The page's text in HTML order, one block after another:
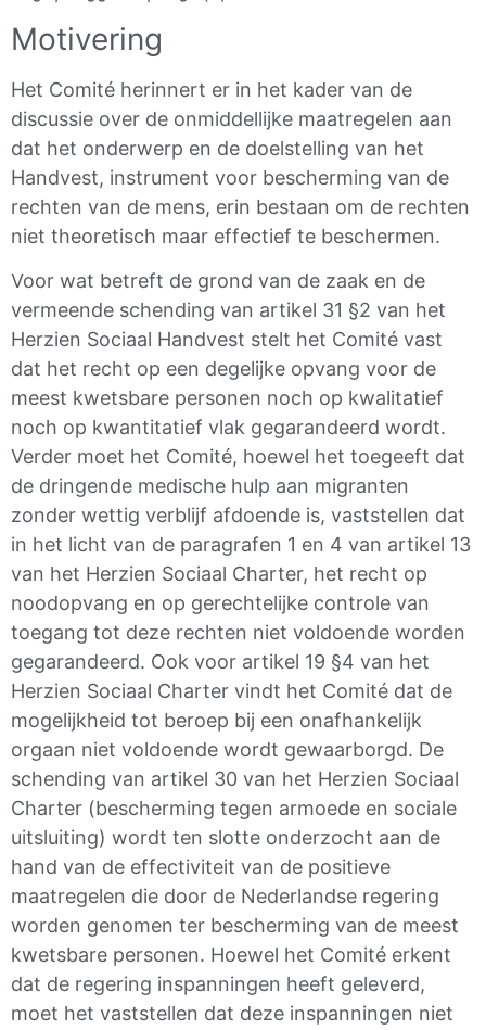
Motivering
Het Comité herinnert er in het kader van de
discussie over de onmiddellijke maatregelen aan
dat het onderwerp en de doelstelling van het
Handvest, instrument voor bescherming van de
rechten van de mens, erin bestaan om de rechten
niet theoretisch maar effectief te beschermen.
Voor wat betreft de grond van de zaak en de
vermeende schending van artikel 31 §2 van het
Herzien Sociaal Handvest stelt het Comité vast
dat het recht op een degelijke opvang voor de
meest kwetsbare personen noch op kwalitatief
noch op kwantitatief vlak gegarandeerd wordt.
Verder moet het Comité, hoewel het toegeeft dat
de dringende medische hulp aan migranten
zonder wettig verblijf afdoende is, vaststellen dat
in het licht van de paragrafen 1 en 4 van artikel 13
van het Herzien Sociaal Charter, het recht op
noodopvang en op gerechtelijke controle van
toegang tot deze rechten niet voldoende worden
gegarandeerd. Ook voor artikel 19 §4 van het
Herzien Sociaal Charter vindt het Comité dat de
mogelijkheid tot beroep bij een onafhankelijk
orgaan niet voldoende wordt gewaarborgd. De
schending van artikel 30 van het Herzien Sociaal
Charter (bescherming tegen armoede en sociale
uitsluiting) wordt ten slotte onderzocht aan de
hand van de effectiviteit van de positieve
maatregelen die door de Nederlandse regering
worden genomen ter bescherming van de meest
kwetsbare personen. Hoewel het Comité erkent
dat de regering inspanningen heeft geleverd,
moet het vaststellen dat deze inspanningen niet